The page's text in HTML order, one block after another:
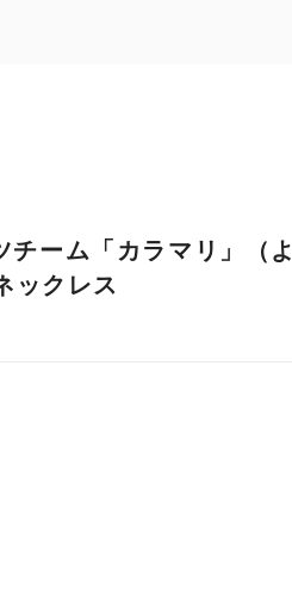
ーム「カラマリ」（よ
ックレス